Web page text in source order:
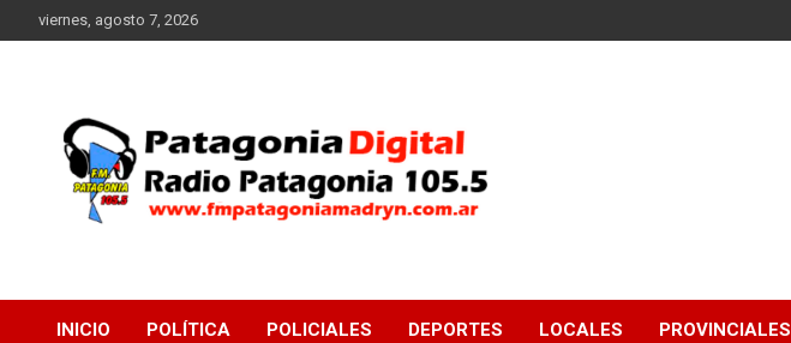
al
viernes, agosto 7, 2026
FM Patagonia Madryn
INICIO POLÍTICA POLICIALES DEPORTES LOCALES PROVINCIALES